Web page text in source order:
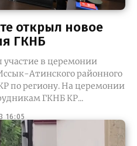
открыл новое
ГКНБ
в церемонии
Атинского районного
На церемонии
ГКНБ КР...
16:05